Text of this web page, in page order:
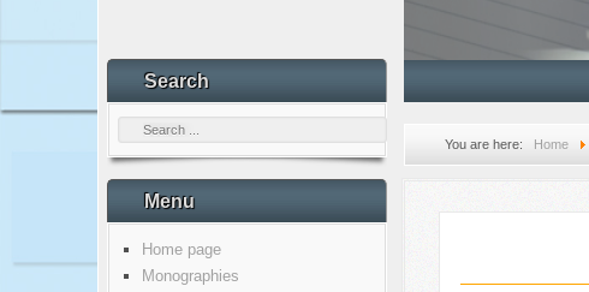
Search
Menu
Home page
Monographies
You are here: Home